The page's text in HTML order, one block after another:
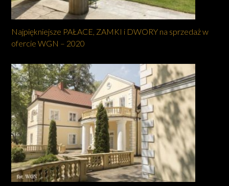
Najpiękniejsze PAŁACE, ZAMKI i DWORY na sprzedaż w
ofercie WGN – 2020